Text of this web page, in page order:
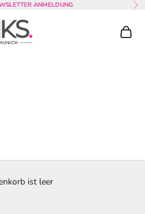
ANMELDUNG Vor
Munich
ist leer